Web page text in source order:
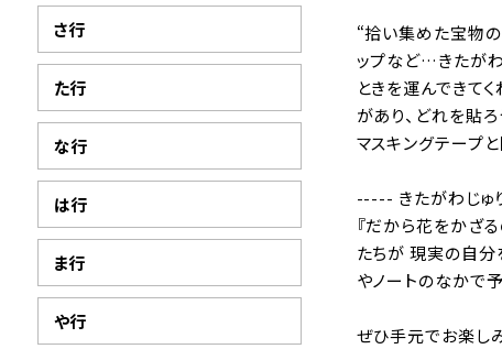
さ行
た行
な行
は行
ま行
や行
“拾い集めた宝物の
ップなど…きたが
ときを運んできて
があり、どれを貼
マスキングテープ
----- きたがわじゅ
『だから花をかざ
たちが 現実の自分
やノートのなかで
ぜひ手元でお楽し